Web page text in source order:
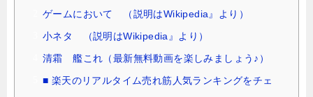
ゲームにおいて （説明はWikipedia』より）
小ネタ （説明はWikipedia』より）
清霜 艦これ（最新無料動画を楽しみましょう♪）
■ 楽天のリアルタイム売れ筋人気ランキングをチェ